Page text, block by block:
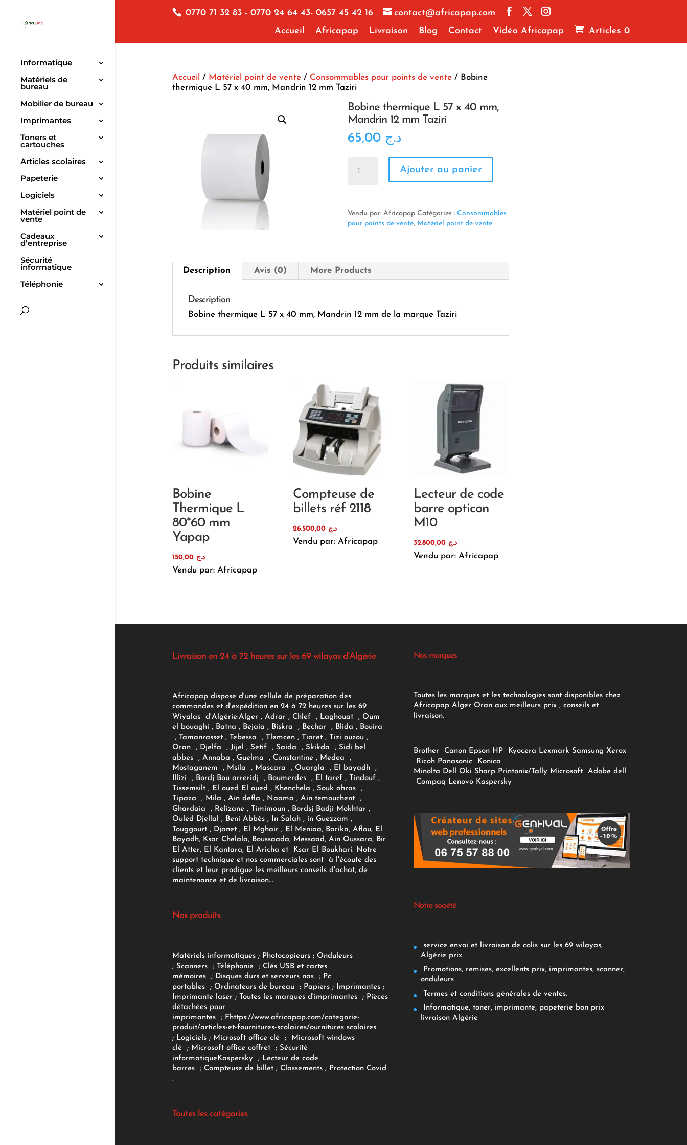
0770 71 32 83 - 0770 24 64 43- 0657 45 42 16
contact@africapap.com
Accueil
Africapap Livraison Blog Contact Vidéo Africapap Articles 0
Informatique
Matériels de
bureau
Mobilier de bureau
Imprimantes
Toners et
cartouches
Articles scolaires
Papeterie
Logiciels
Matériel point de
vente
Cadeaux
d’entreprise
Sécurité
informatique
Téléphonie
Accueil / Matériel point de vente/ Consommables pour points de vente/ Bobine
thermique L 57 x 40 mm, Mandrin 12 mm Taziri
Bobine thermique L 57 x 40 mm,
Mandrin 12 mm Taziri
د.ج 65,00
57
x
12
mm
Ajouter au panier
Vendu par: Africapap Catégories : Consommables
pour points de vente, Matériel point de vente
Description Avis (0) More Products
Description
Bobine thermique L 57 x 40 mm, Mandrin 12 mm de la marque Taziri
Produits similaires
Bobine
Thermique L
80*60 mm
Yapap
د.ج 150,00
Vendu par: Africapap
Compteuse de
billets réf 2118
د.ج 26.500,00
Vendu par: Africapap
Lecteur de code
barre opticon
M10
د.ج
Vendu par: Africapap
Livraison en 24 à 72 heures sur les 69 wilayas d'Algérie
Africapap dispose d'une cellule de préparation des
commandes et d'expédition en 24 à 72 heures sur les 69
Wiyalas d'Algérie:Alger , Adrar, Chlef , Laghouat , Oum
el bouaghi , Batna , Bejaia , Biskra , Bechar , Blida , Bouira
, Tamanrasset , Tebessa , Tlemcen , Tiaret , Tizi ouzou ,
Oran , Djelfa , Jijel , Setif , Saida , Skikda , Sidi bel
abbes , Annaba , Guelma , Constantine , Medea ,
Mostaganem , Msila , Mascara , Ouargla , El bayadh ,
Illizi , Bordj Bou arreridj , Boumerdes , El taref , Tindouf ,
Tissemsilt , El oued El oued , Khenchela , Souk ahras ,
Tipaza , Mila , Ain defla , Naama , Ain temouchent ,
Ghardaia , Relizane , Timimoun , Bordsj Badji Mokhtar ,
Ouled Djellal , Beni Abbès , In Salah , in Guezzam ,
Touggourt , Djanet , El Mghair , El Meniaa, Barika, Aflou, El
Bayadh, Ksar Chelala, Boussaada, Messaad, Ain Oussara, Bir
El Atter, El Kantara, El Aricha et Ksar El Boukhari. Notre
support technique et nos commerciales sont à l'écoute des
clients et leur prodigue les meilleurs conseils d'achat, de
maintenance et de livraison...
Nos produits
Matériels informatiques; Photocopieurs; Onduleurs
; Scanners ; Téléphonie ; Clés USB et cartes
mémoires
; Disques durs et serveurs nas ; Pc
portables
; Ordinateurs de bureau ; Papiers; Imprimantes;
Imprimante laser; Toutes les marques d'imprimantes ; Pièces
détachées pour
imprimantes
; F https://www.africapap.com/categorie-
produit/articles-et-fournitures-scolaires/ournitures scolaires
; Logiciels ; Microsoft office clé ;
Microsoft windows
clé; Microsoft office coffret ; Sécurité
informatiqueKaspersky ; Lecteur de code
barres
; Compteuse de billet; Classements ; Protection Covid
.
Toutes les catégories
Nos marques
Toutes les marques et les technologies sont disponibles chez
Africapap Alger Oran aux meilleurs prix , conseils et
livraison.
Brother Canon Epson HP Kyocera Lexmark Samsung Xerox
Ricoh Panasonic
Konica
Minolta Dell Oki Sharp Printonix/Tally Microsoft Adobe dell
Compaq Lenovo Kaspersky
Notre société
service envoi et livraison de colis sur les 69 wilayas,
Algérie prix
Promotions, remises, excellents prix, imprimantes, scanner,
onduleurs
Termes et conditions générales de ventes.
Informatique, toner, imprimante, papeterie bon prix
livraison Algérie